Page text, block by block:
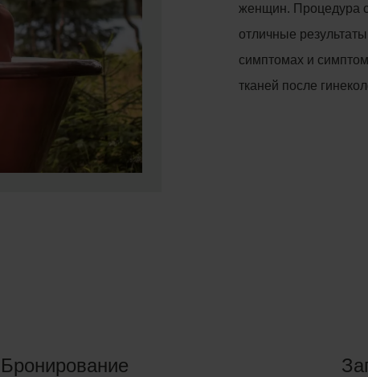
женщин. Процедура
отличные
симптомах и
тканей после
Бронирование